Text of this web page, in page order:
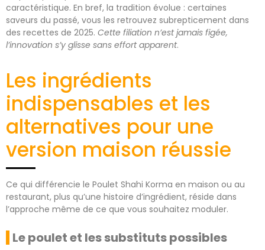
caractéristique. En bref, la tradition évolue : certaines
saveurs du passé, vous les retrouvez subrepticement dans
des recettes de 2025. Cette filiation n’est jamais figée,
l’innovation s’y glisse sans effort apparent.
Les ingrédients
indispensables et les
alternatives pour une
version maison réussie
Ce qui différencie le Poulet Shahi Korma en maison ou au
restaurant, plus qu’une histoire d’ingrédient, réside dans
l’approche même de ce que vous souhaitez moduler.
Le poulet et les substituts possibles